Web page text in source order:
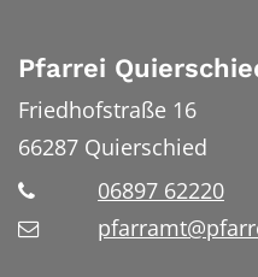
Pfarrei
Friedhofstraße 16
66287 Quierschied
06897 62220